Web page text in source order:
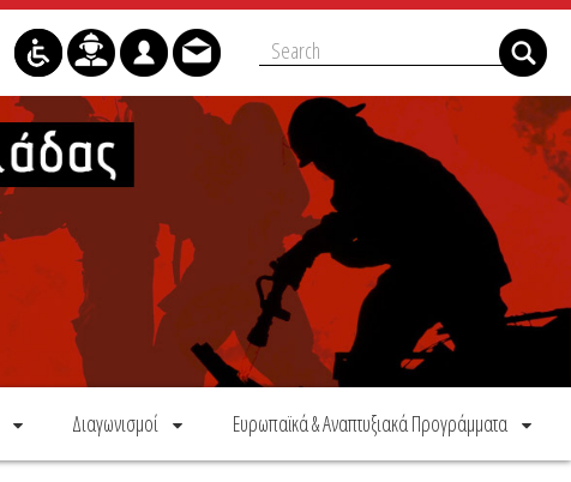
Διαγωνισμοί Ευρωπαϊκά & Αναπτυξιακά Προγράμματα